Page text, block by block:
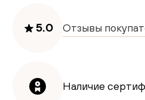
5.0 Отзывы
Наличие